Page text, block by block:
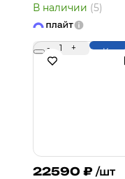
В наличии (5)
- 1 +
22590 ₽ /шт